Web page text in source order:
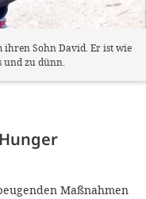
ihren Sohn David. Er ist wie
zu dünn.
Maßnahmen